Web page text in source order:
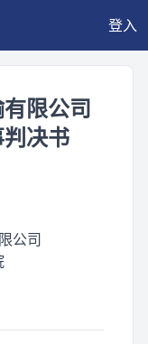
登入
限公司
决书
公司